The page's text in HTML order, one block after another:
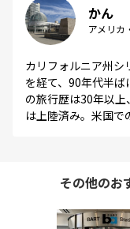
かん
アメリカ
カリフォルニア州シ
を経て、90年代半
の旅行歴は30年以
は上陸済み。米国で
その他のお